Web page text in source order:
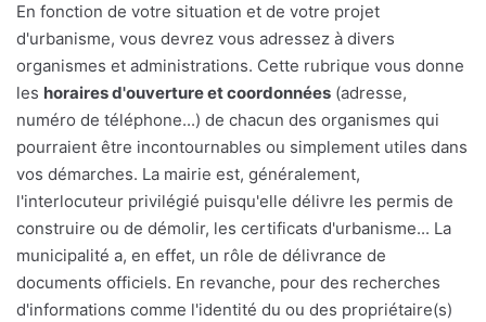
En fonction de votre situation et de votre projet
d'urbanisme, vous devrez vous adressez à divers
organismes et administrations. Cette rubrique vous donne
les horaires d'ouverture et coordonnées (adresse,
numéro de téléphone...) de chacun des organismes qui
pourraient être incontournables ou simplement utiles dans
vos démarches. La mairie est, généralement,
l'interlocuteur privilégié puisqu'elle délivre les permis de
construire ou de démolir, les certificats d'urbanisme... La
municipalité a, en effet, un rôle de délivrance de
documents officiels. En revanche, pour des recherches
d'informations comme l'identité du ou des propriétaire(s)